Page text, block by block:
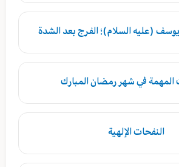
(عليه السلام)؛ الفرج بعد الشدة
المهمة في شهر رمضان المبارك
النفحات الإلهية